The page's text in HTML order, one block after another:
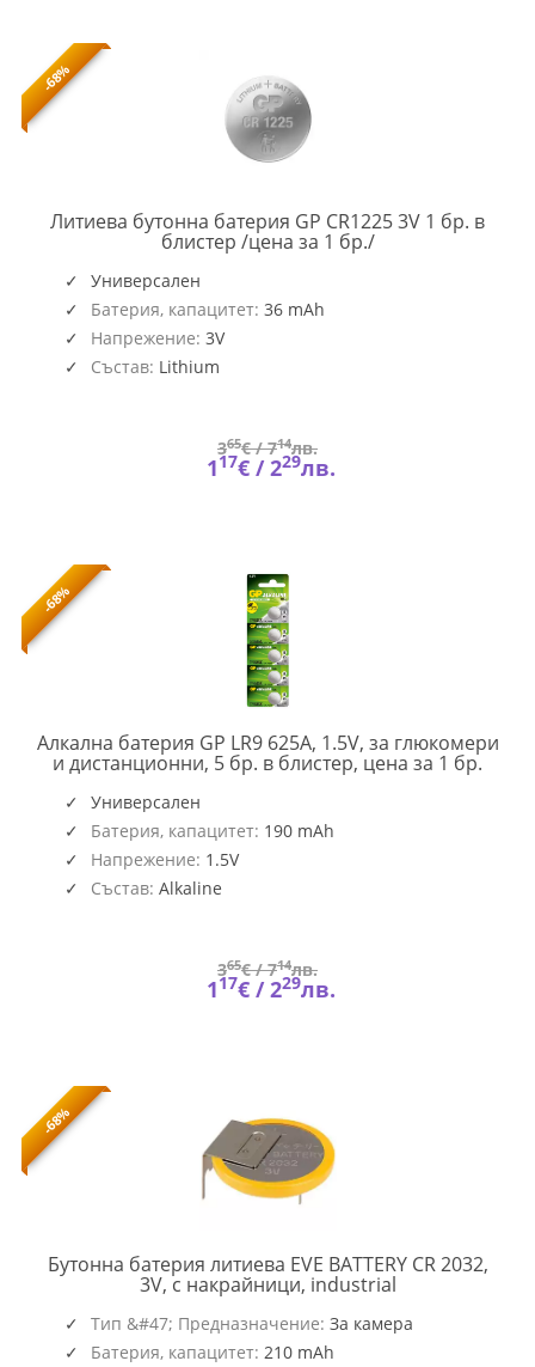
-68%
Литиева бутонна батерия GP CR1225 3V 1 бр. в
блистер /цена за 1 бр./GP-
Универсален
Батерия, капацитет: 36 mAh
Напрежение: 3V
Състав: Lithium
365€ /714лв.
117€ /229лв.
-68%
Алкална батерия GP LR9 625A, 1.5V, за глюкомери
и дистанционни, 5 бр. в блистер, цена за 1 бр.
Универсален
Батерия, капацитет: 190 mAh
Напрежение: 1.5V
Състав: Alkaline
365€ /714лв.
117€ /229лв.
-68%
Бутонна батерия литиева EVE BATTERY CR 2032,
3V, с накрайници, industrialEVE-
M0219-
Тип &#47; Предназначение: За камера
Батерия, капацитет: 210 mAh